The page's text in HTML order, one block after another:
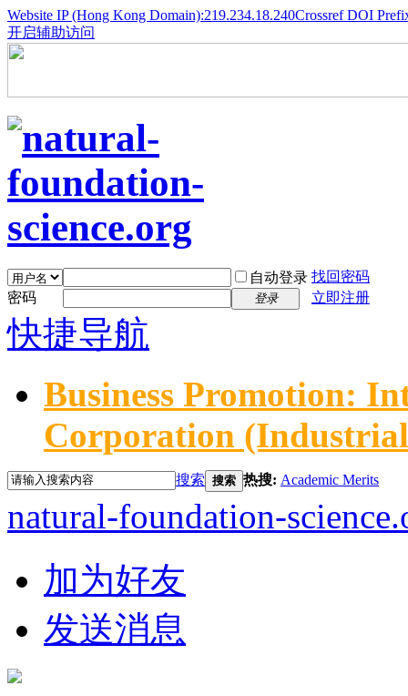
Website IP (Hong Kong Domain):219.234.18.240Crossref DOI
开启辅助访问
自动登录 找回密码
密码
登录 立即注册
快捷导航
Business Promotion:
Corporation
搜索 搜索 热搜: Academic Merits
natural-foundation-
加为好友
发送消息